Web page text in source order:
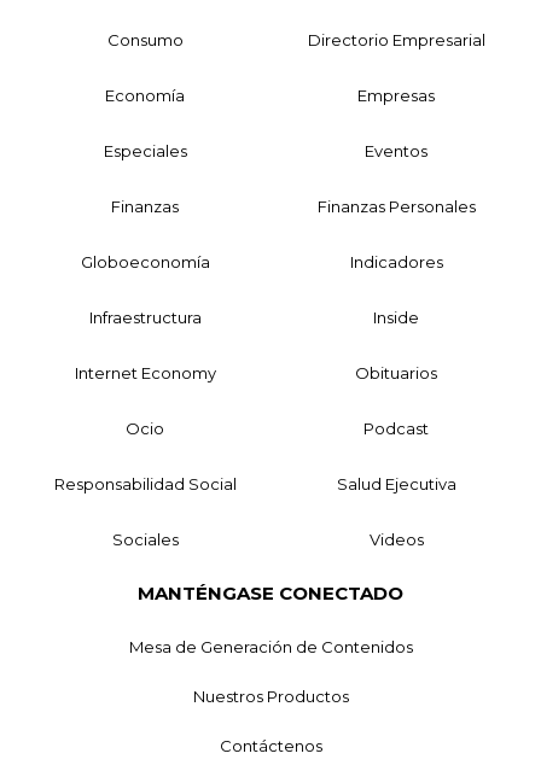
Consumo Directorio Empresarial
Economía Empresas
Especiales Eventos
Finanzas Finanzas Personales
Globoeconomía Indicadores
Infraestructura Inside
Internet Economy Obituarios
Ocio Podcast
Responsabilidad Social Salud Ejecutiva
Sociales Videos
MANTÉNGASE CONECTADO
Mesa de Generación de Contenidos
Nuestros Productos
Contáctenos